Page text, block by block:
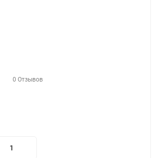
0 Отзывов